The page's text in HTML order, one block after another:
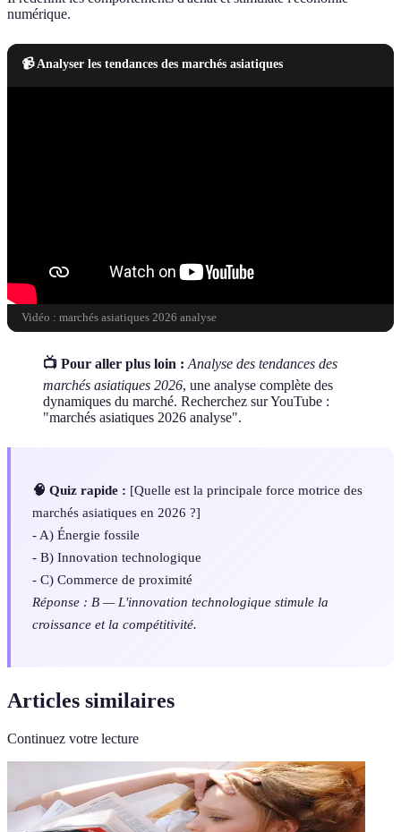
numérique.
📹 Analyser les tendances des marchés asiatiques
Vidéo : marchés asiatiques 2026 analyse
📺 Pour aller plus loin : Analyse des tendances des
marchés asiatiques 2026, une analyse complète des
dynamiques du marché. Recherchez sur YouTube :
"marchés asiatiques 2026 analyse".
🧠 Quiz rapide : [Quelle est la principale force motrice des
marchés asiatiques en 2026 ?]
- A) Énergie fossile
- B) Innovation technologique
- C) Commerce de proximité
Réponse : B — L'innovation technologique stimule la
croissance et la compétitivité.
Articles similaires
Continuez votre lecture